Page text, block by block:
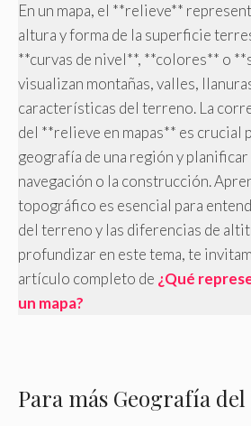
En un mapa, el **relieve**
altura y forma de la superficie
**curvas de nivel**, **colores** o
visualizan montañas, valles,
características del terreno. La
del **relieve en mapas** es crucial
geografía de una región y
navegación o la construcción.
topográfico es esencial para
del terreno y las diferencias de
profundizar en este tema, te
artículo completo de ¿Qué
un mapa?
Para más Geografía